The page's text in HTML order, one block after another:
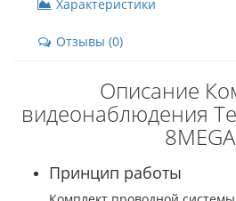
Характеристики
Отзывы (0)
Описание
видеонаблюдения
8MEGA
Принцип работы